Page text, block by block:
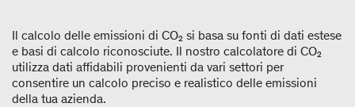
Il calcolo delle emissioni di CO₂ si basa su fonti di dati estese
e basi di calcolo riconosciute. Il nostro calcolatore di CO₂
utilizza dati affidabili provenienti da vari settori per
consentire un calcolo preciso e realistico delle emissioni
della tua azienda.